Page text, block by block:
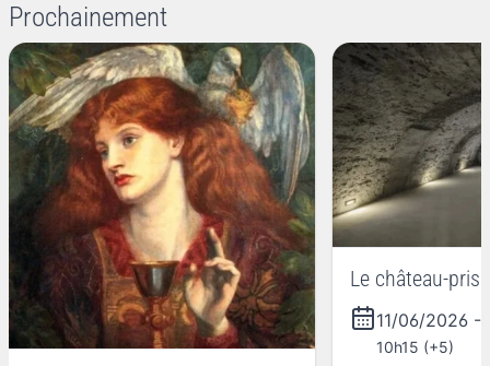
Prochainement
Le château-
11/06/2026 -
10h15 (+5)